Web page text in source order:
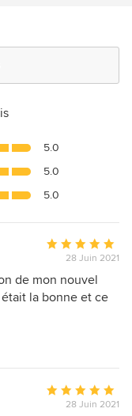
5.0
5.0
5.0
Note
moyenne
:
5
28 Juin 2021
de mon nouvel
la bonne et ce
Note
moyenne
28 Juin 2021